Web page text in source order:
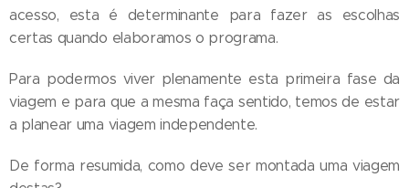
acesso, esta é determinante para fazer as escolhas
certas quando elaboramos o programa.
Para podermos viver plenamente esta primeira fase da
viagem e para que a mesma faça sentido, temos de estar
a planear uma viagem independente.
De forma resumida, como deve ser montada uma viagem